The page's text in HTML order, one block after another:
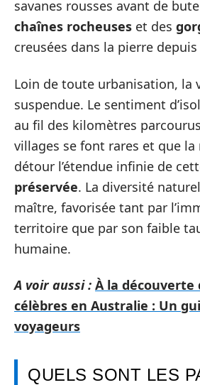
savanes rousses avant de
chaînes rocheuses et des
creusées dans la pierre
Loin de toute urbanisation, la
suspendue. Le sentiment
au fil des kilomètres
villages se font rares et que la
détour l’étendue infinie de
préservée. La diversité
maître, favorisée tant par
territoire que par son faible
humaine.
A voir aussi : À la
célèbres en Australie : Un
voyageurs
QUELS SONT LES